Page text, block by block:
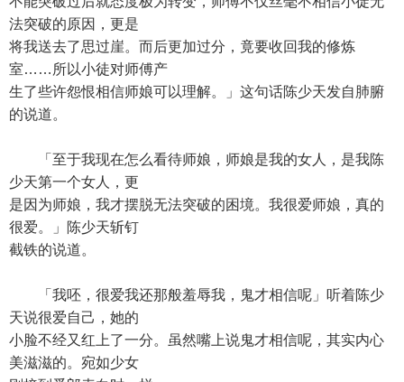
法突破的原因，更是
将我送去了思过崖。而后更加过分，竟要收回我的修炼
室……所以小徒对师傅产
生了些许怨恨相信师娘可以理解。」这句话陈少天发自肺腑
的说道。
「至于我现在怎么看待师娘，师娘是我的女人，是我陈
少天第一个女人，更
是因为师娘，我才摆脱无法突破的困境。我很爱师娘，真的
很爱。」陈少天斩钉
截铁的说道。
「我呸，很爱我还那般羞辱我，鬼才相信呢」听着陈少
天说很爱自己，她的
小脸不经又红上了一分。虽然嘴上说鬼才相信呢，其实内心
美滋滋的。宛如少女